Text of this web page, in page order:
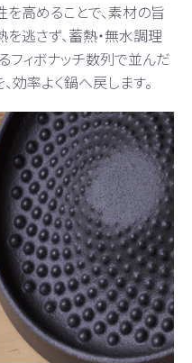
高めることで、素材の旨
逃さず、蓄熱・無水調理
フィボナッチ数列で並んだ
率よく鍋へ戻します。